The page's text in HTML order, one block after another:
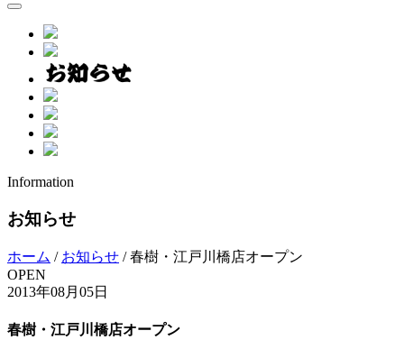
Information
お知らせ
ホーム / お知らせ / 春樹・江戸川橋店オープン
OPEN
2013年08月05日
春樹・江戸川橋店オープン